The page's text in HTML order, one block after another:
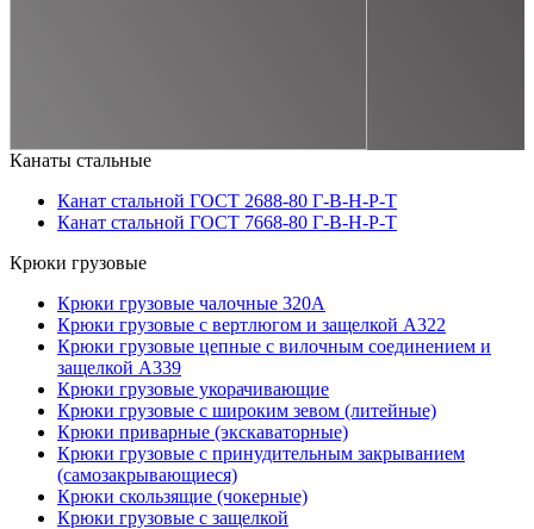
Канаты стальные
Канат стальной ГОСТ 2688-80 Г-В-Н-Р-Т
Канат стальной ГОСТ 7668-80 Г-В-Н-Р-Т
Крюки грузовые
Крюки грузовые чалочные 320А
Крюки грузовые с вертлюгом и защелкой А322
Крюки грузовые цепные с вилочным соединением и
защелкой А339
Крюки грузовые укорачивающие
Крюки грузовые с широким зевом (литейные)
Крюки приварные (экскаваторные)
Крюки грузовые с принудительным закрыванием
(самозакрывающиеся)
Крюки скользящие (чокерные)
Крюки грузовые с защелкой